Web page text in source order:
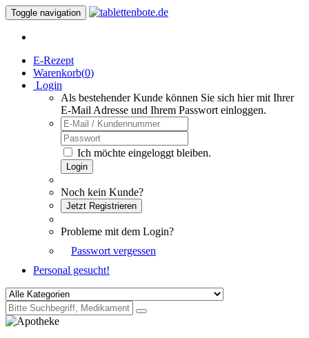
Toggle navigation
E-Rezept
Warenkorb(0)
Login
Als bestehender Kunde können Sie sich hier mit Ihrer
E-Mail Adresse und Ihrem Passwort einloggen.
Ich möchte eingeloggt bleiben.
Login
Noch kein Kunde?
Jetzt Registrieren
Probleme mit dem Login?
Passwort vergessen
Personal gesucht!